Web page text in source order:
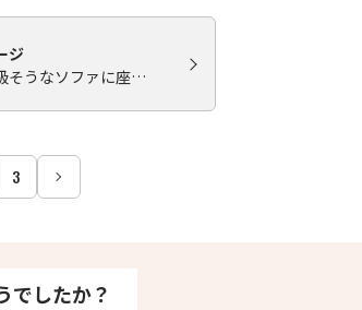
ジ
そうなソファに座…
3
でしたか？